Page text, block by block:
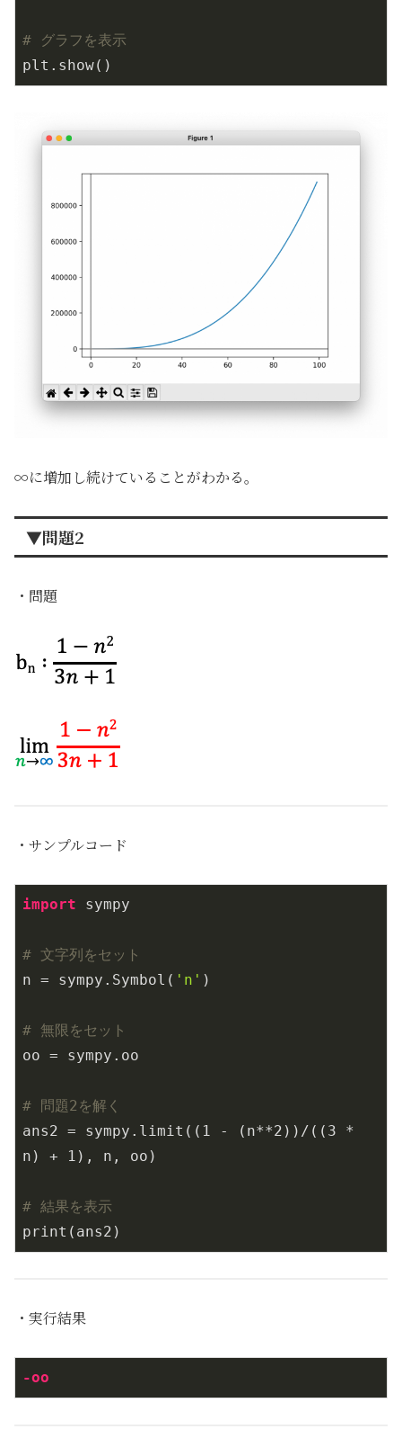
# グラフを表示
∞に増加し続けていることがわかる。
▼問題2
・問題
・サンプルコード
import sympy
# 文字列をセット
n = sympy.Symbol( 'n' )
# 無限をセット
oo = sympy.oo
# 問題2を解く
ans2 = sympy.limit(( 1 - (n**2 ))/(( 3 *
n) +
1 ), n, oo)
# 結果を表示
print(ans2)
・実行結果
-oo